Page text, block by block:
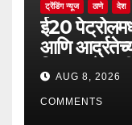
ट्रेंडिंग न्यूज ठाणे देश
ई20
आणि
सिद्ध झाले
AUG 8, 2026
COMMENTS